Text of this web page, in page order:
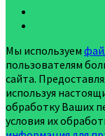
Мы используем
пользователям
сайта.
используя
обработку Ваших
условия их